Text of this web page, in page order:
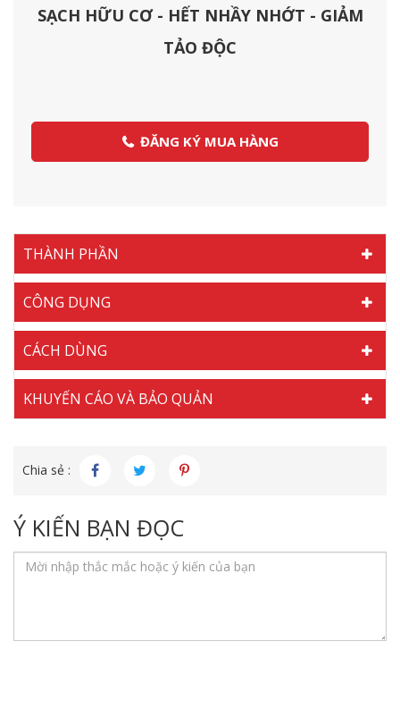
SẠCH HỮU CƠ - HẾT NHẦY NHỚT - GIẢM
TẢO ĐỘC
ĐĂNG KÝ MUA HÀNG
THÀNH PHẦN
CÔNG DỤNG
CÁCH DÙNG
KHUYẾN CÁO VÀ BẢO QUẢN
Chia sẻ :
Ý KIẾN BẠN ĐỌC